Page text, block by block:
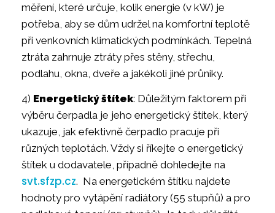
měření, které určuje, kolik energie (v kW) je
potřeba, aby se dům udržel na komfortní teplotě
při venkovních klimatických podmínkách. Tepelná
ztráta zahrnuje ztráty přes stěny, střechu,
podlahu, okna, dveře a jakékoli jiné průniky.
4) Energetický štítek: Důležitým faktorem při
výběru čerpadla je jeho energetický štítek, který
ukazuje, jak efektivně čerpadlo pracuje při
různých teplotách. Vždy si říkejte o energetický
štítek u dodavatele, případně dohledejte na
svt.sfzp.cz. Na energetickém štítku najdete
hodnoty pro vytápění radiátory (55 stupňů) a pro